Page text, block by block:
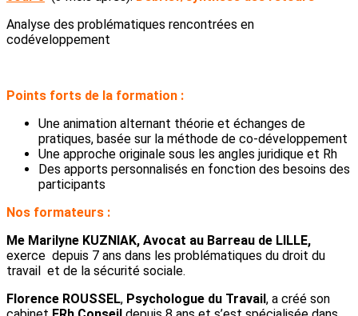
Analyse des problématiques rencontrées en
codéveloppement
Points forts de la formation :
Une animation alternant théorie et échanges de
pratiques, basée sur la méthode de co-développement
Une approche originale sous les angles juridique et Rh
Des apports personnalisés en fonction des besoins des
participants
Nos formateurs :
Me Marilyne KUZNIAK, Avocat au Barreau de LILLE,
exerce depuis 7 ans dans les problématiques du droit du
travail et de la sécurité sociale.
Florence ROUSSEL, Psychologue du Travail, a créé son